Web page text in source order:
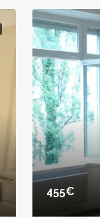
455€